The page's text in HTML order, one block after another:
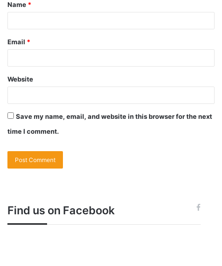
Name *
Email *
Website
Save my name, email, and website in this browser for the next
time I comment.
Find us on Facebook